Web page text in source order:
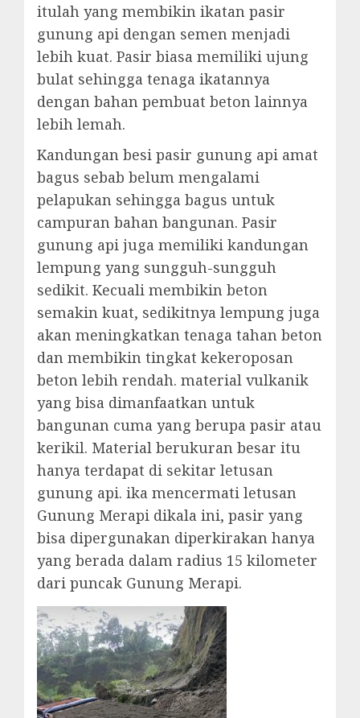
itulah yang membikin ikatan pasir
gunung api dengan semen menjadi
lebih kuat. Pasir biasa memiliki ujung
bulat sehingga tenaga ikatannya
dengan bahan pembuat beton lainnya
lebih lemah.
Kandungan besi pasir gunung api amat
bagus sebab belum mengalami
pelapukan sehingga bagus untuk
campuran bahan bangunan. Pasir
gunung api juga memiliki kandungan
lempung yang sungguh-sungguh
sedikit. Kecuali membikin beton
semakin kuat, sedikitnya lempung juga
akan meningkatkan tenaga tahan beton
dan membikin tingkat kekeroposan
beton lebih rendah. material vulkanik
yang bisa dimanfaatkan untuk
bangunan cuma yang berupa pasir atau
kerikil. Material berukuran besar itu
hanya terdapat di sekitar letusan
gunung api. ika mencermati letusan
Gunung Merapi dikala ini, pasir yang
bisa dipergunakan diperkirakan hanya
yang berada dalam radius 15 kilometer
dari puncak Gunung Merapi.